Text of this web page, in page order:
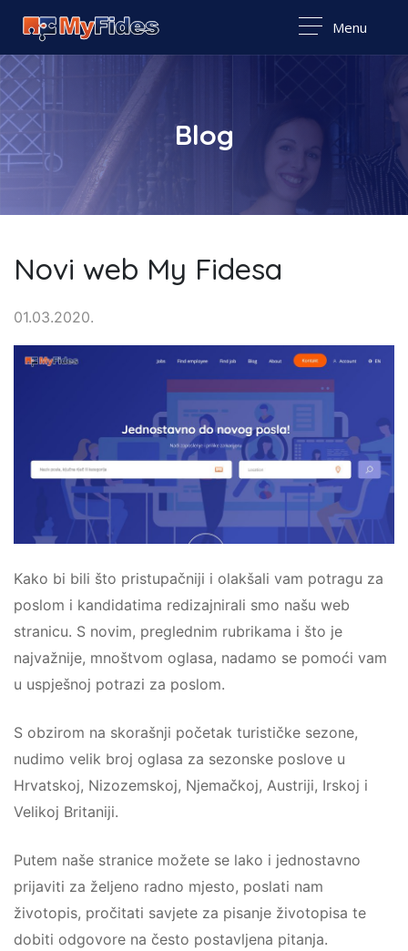
Menu
Blog
Novi web My Fidesa
01.03.2020.
Kako bi bili što pristupačniji i olakšali vam potragu za
poslom i kandidatima redizajnirali smo našu web
stranicu. S novim, preglednim rubrikama i što je
najvažnije, mnoštvom oglasa, nadamo se pomoći vam
u uspješnoj potrazi za poslom.
S obzirom na skorašnji početak turističke sezone,
nudimo velik broj oglasa za sezonske poslove u
Hrvatskoj, Nizozemskoj, Njemačkoj, Austriji, Irskoj i
Velikoj Britaniji.
Putem naše stranice možete se lako i jednostavno
prijaviti za željeno radno mjesto, poslati nam
životopis, pročitati savjete za pisanje životopisa te
dobiti odgovore na često postavljena pitanja.